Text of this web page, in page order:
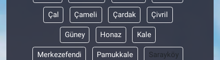
Çal Çameli Çardak Çivril
Güney Honaz Kale
Merkezefendi Pamukkale Sarayköy